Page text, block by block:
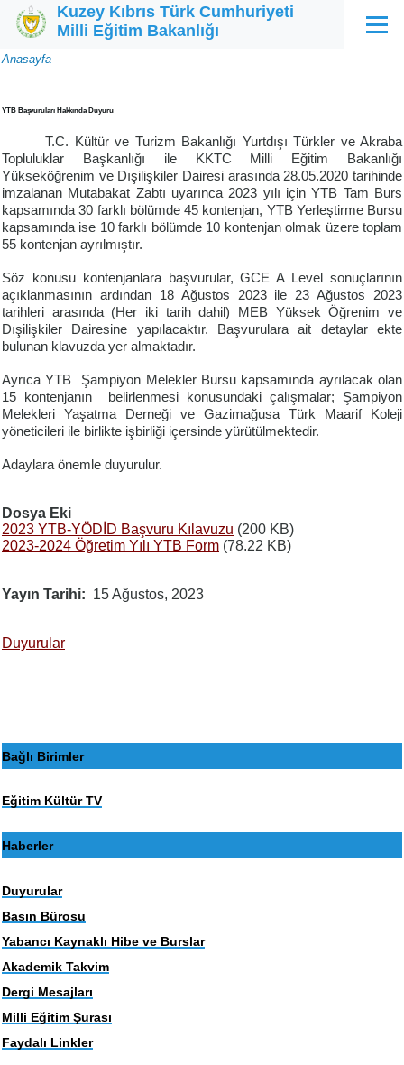
Ana içeriğe atla
Kuzey Kıbrıs Türk Cumhuriyeti
Milli Eğitim Bakanlığı
Menü
Sayfa
Anasayfa
YTB Başvuruları Hakkında Duyuru
T.C. Kültür ve Turizm Bakanlığı Yurtdışı Türkler ve Akraba
Topluluklar Başkanlığı ile KKTC Milli Eğitim Bakanlığı
Yükseköğrenim ve Dışilişkiler Dairesi arasında 28.05.2020 tarihinde
imzalanan Mutabakat Zabtı uyarınca 2023 yılı için YTB Tam Burs
kapsamında 30 farklı bölümde 45 kontenjan, YTB Yerleştirme Bursu
kapsamında ise 10 farklı bölümde 10 kontenjan olmak üzere toplam
55 kontenjan ayrılmıştır.
Söz konusu kontenjanlara başvurular, GCE A Level sonuçlarının
açıklanmasının ardından 18 Ağustos 2023 ile 23 Ağustos 2023
tarihleri arasında (Her iki tarih dahil) MEB Yüksek Öğrenim ve
Dışilişkiler Dairesine yapılacaktır. Başvurulara ait detaylar ekte
bulunan klavuzda yer almaktadır.
Ayrıca YTB Şampiyon Melekler Bursu kapsamında ayrılacak olan
15 kontenjanın belirlenmesi konusundaki çalışmalar; Şampiyon
Melekleri Yaşatma Derneği ve Gazimağusa Türk Maarif Koleji
yöneticileri ile birlikte işbirliği içersinde yürütülmektedir.
Adaylara önemle duyurulur.
Dosya Eki
2023 YTB-YÖDİD Başvuru Kılavuzu (200 KB)
2023-2024 Öğretim Yılı YTB Form (78.22 KB)
Yayın Tarihi 15 Ağustos, 2023
Duyurular
Bağlı Birimler
Eğitim Kültür TV
Haberler
Duyurular
Basın Bürosu
Yabancı Kaynaklı Hibe ve Burslar
Akademik Takvim
Dergi Mesajları
Milli Eğitim Şurası
Faydalı Linkler